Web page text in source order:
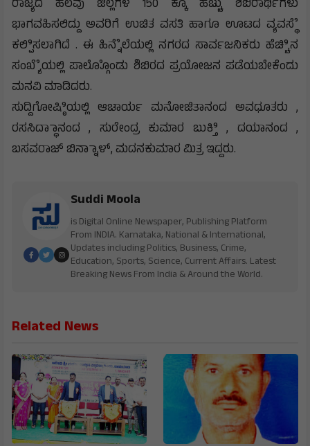
ರಾಜ್ಯದ ಹಲವು ಜಿಲ್ಲೆಗಳ 150 ಕ್ಕೂ ಹೆಚ್ಚು ಶಿಬಿರಾರ್ಥಿಗಳು
ಭಾಗವಹಿಸಲಿದ್ದು ಅವರಿಗೆ ಉಚಿತ ವಸತಿ ಹಾಗೂ ಊಟದ ವ್ಯವಸ್ಥೆೆ
ಕಲ್ಪಿಿಸಲಾಗಿದೆ . ಈ ಹಿನ್ನೆೆಲೆಯಲ್ಲಿ ನಗರದ ಸಾರ್ವಜನಿಕರು ಹೆಚ್ಚಿಿನ
ಸಂಖ್ಯೆೆಯಲ್ಲಿ ಪಾಲ್ಗೊೊಂಡು ಶಿಬಿರದ ಪ್ರಯೋಜನ ಪಡೆಯಬೇಕೆಂದು
ಮನವಿ ಮಾಡಿದರು.
ಸುದ್ದಿಗೋಷ್ಠಿಿಯಲ್ಲಿ ಆಚಾರ್ಯ ಮನೋಜಿತಾನಂದ ಅವಧೂತರು ,
ರಸಸಿದ್ಧಾಾನಂದ , ಸುರೇಂದ್ರ ಕುಮಾರ ಬುಕ್ತಿಿ , ದಯಾನಂದ ,
ಬಸವರಾಜ್ ಬಿನ್ನಾಾಳ್, ಮದನಕುಮಾರ ಮಿತ್ರ ಇದ್ದರು.
Suddi Moola
is Digital Online Newspaper, Publishing Platform
From INDIA. Karnataka, National & International,
Updates including Politics, Business, Crime,
Education, Sports, Science, Current Affairs. Latest
Breaking News From India & Around the World.
Related News